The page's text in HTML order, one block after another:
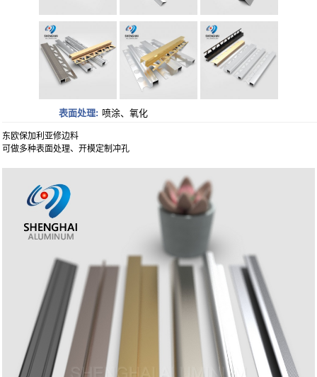
表面处理: 喷涂、氧化
东欧保加利亚修边料
可做多种表面处理、开模定制冲孔